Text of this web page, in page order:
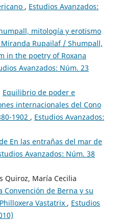
, Estudios Avanzados:
mitología y erotismo
Rupailaf / Shumpall,
in the poetry of Roxana
Avanzados: Núm. 23
Equilibrio de poder e
internacionales del Cono
1902 , Estudios Avanzados:
En las entrañas del mar de
Avanzados: Núm. 38
Quiroz, María Cecilia
Convención de Berna y su
Vastatrix , Estudios